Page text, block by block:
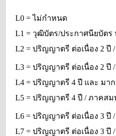
L0 = ไม่กำหนด
L1 = วุฒิบัตร/ประกาศนียบัตร
L2 = ปริญญาตรี ต่อเนื่อง 2 ปี
L3 = ปริญญาตรี ต่อเนื่อง 2 ปี
L4 = ปริญญาตรี 4 ปี และ มา
L5 = ปริญญาตรี 4 ปี / ภาคส
L6 = ปริญญาตรี ต่อเนื่อง 3 ปี
L7 = ปริญญาตรี ต่อเนื่อง 3 ปี